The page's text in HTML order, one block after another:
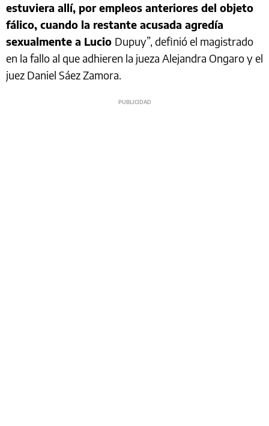
estuviera allí, por empleos anteriores del objeto
fálico, cuando la restante acusada agredía
sexualmente a Lucio Dupuy”, definió el magistrado
en la fallo al que adhieren la jueza Alejandra Ongaro y el
juez Daniel Sáez Zamora.